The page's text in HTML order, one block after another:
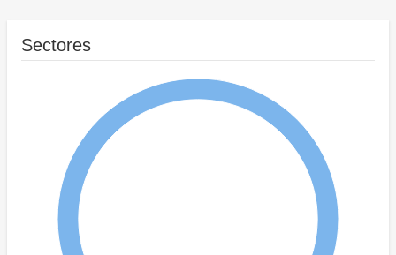
Sectores